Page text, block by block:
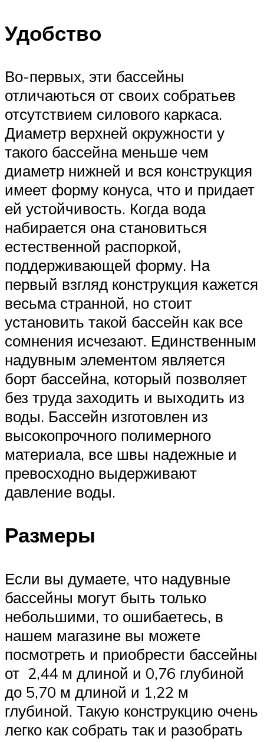
Удобство
Во-первых, эти бассейны
отличаються от своих собратьев
отсутствием силового каркаса.
Диаметр верхней окружности у
такого бассейна меньше чем
диаметр нижней и вся конструкция
имеет форму конуса, что и придает
ей устойчивость. Когда вода
набирается она становиться
естественной распоркой,
поддерживающей форму. На
первый взгляд конструкция кажется
весьма странной, но стоит
установить такой бассейн как все
сомнения исчезают. Единственным
надувным элементом является
борт бассейна, который позволяет
без труда заходить и выходить из
воды. Бассейн изготовлен из
высокопрочного полимерного
материала, все швы надежные и
превосходно выдерживают
давление воды.
Размеры
Если вы думаете, что надувные
бассейны могут быть только
небольшими, то ошибаетесь, в
нашем магазине вы можете
посмотреть и приобрести бассейны
от 2,44 м длиной и 0,76 глубиной
до 5,70 м длиной и 1,22 м
глубиной. Такую конструкцию очень
легко как собрать так и разобрать